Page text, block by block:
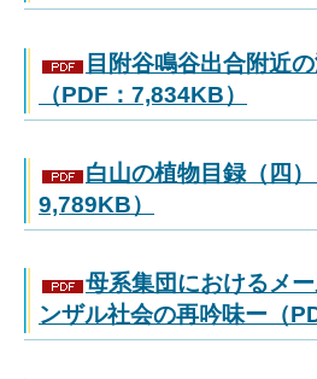
目附谷鳴谷出合附近
（PDF：7,834KB）
白山の植物目録（四）
9,789KB）
母系集団におけるメ
ンザル社会の再吟味ー（